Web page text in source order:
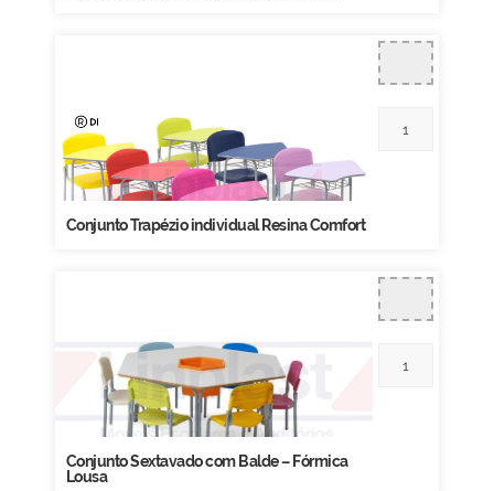
Conjunto Trapézio individual Resina Comfort
Conjunto Sextavado com Balde – Fórmica
Lousa